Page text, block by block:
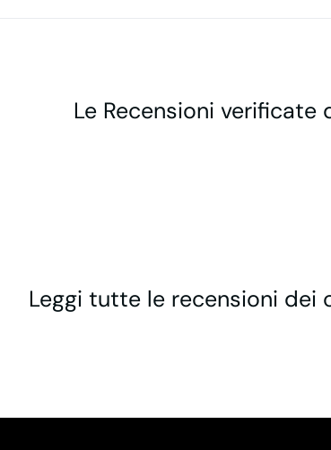
Le Recensioni verificate
Leggi tutte le recensioni dei